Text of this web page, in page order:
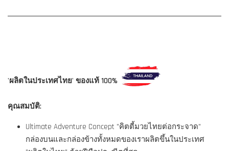
'ผลิตในประเทศไทย' ของแท้ 100%
คุณสมบัติ:
Ultimate Adventure Concept "คิตตี้มวยไทยต่อกระจาด"
กล่องบนและกล่องข้างทั้งหมดของเราผลิตขึ้นในประเทศ